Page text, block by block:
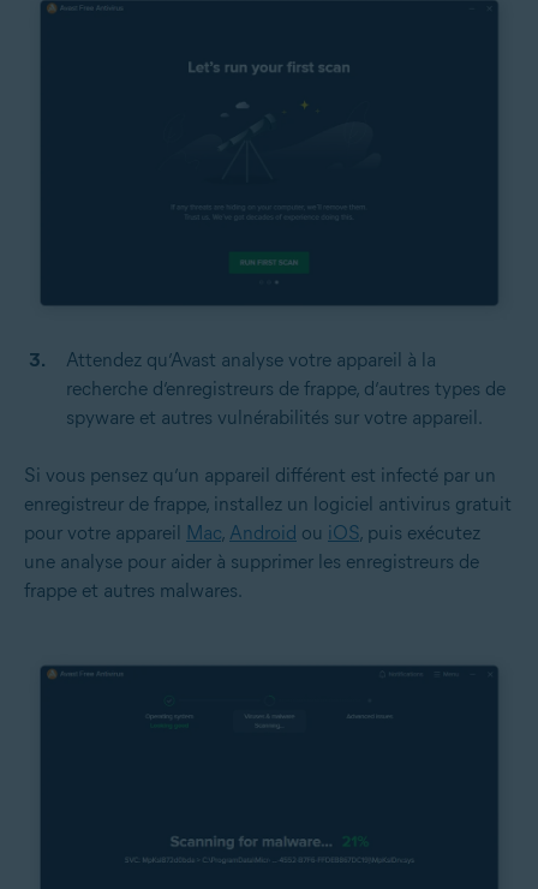
Attendez qu’Avast analyse votre appareil à la
recherche d’enregistreurs de frappe, d’autres types de
spyware et autres vulnérabilités sur votre appareil.
Si vous pensez qu’un appareil différent est infecté par un
enregistreur de frappe, installez un logiciel antivirus gratuit
pour votre appareil Mac, Android ou iOS, puis exécutez
une analyse pour aider à supprimer les enregistreurs de
frappe et autres malwares.